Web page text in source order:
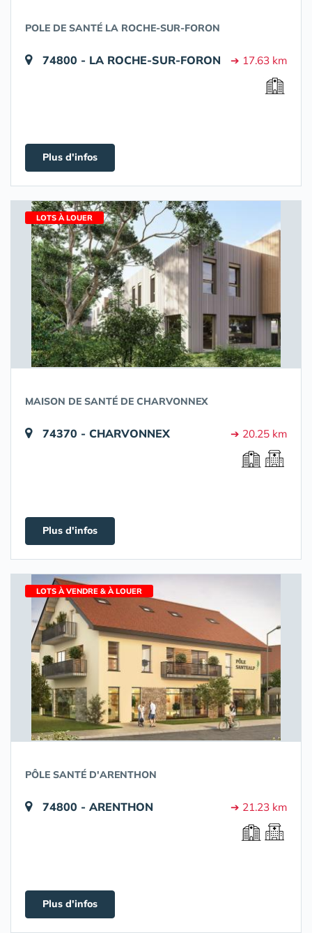
POLE DE SANTÉ LA ROCHE-SUR-FORON
74800 - LA ROCHE-SUR-FORON ➔ 17.63 km
Plus d'infos
LOTS À LOUER
MAISON DE SANTÉ DE CHARVONNEX
74370 - CHARVONNEX ➔ 20.25 km
Plus d'infos
LOTS À VENDRE & À LOUER
PÔLE SANTÉ D'ARENTHON
74800 - ARENTHON ➔ 21.23 km
Plus d'infos